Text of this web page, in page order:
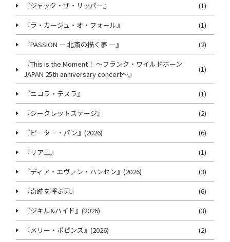
『ジャック・ザ・リッパー』
(1)
『ラ・カージュ・オ・フォール』
(1)
『PASSION ― 北斎の描く夢 ―』
(2)
『This is the Moment！ ～フランク・ワイルドホーン
JAPAN 25th anniversary concert～』
(1)
『ニコラ・テスラ』
(1)
『シークレットステージ』
(2)
『ピーター・パン』(2026)
(6)
『リア王』
(1)
『ディア・エヴァン・ハンセン』(2026)
(3)
『奇跡を呼ぶ男』
(6)
『ジキル&ハイド』(2026)
(3)
『メリー・ポピンズ』(2026)
(2)